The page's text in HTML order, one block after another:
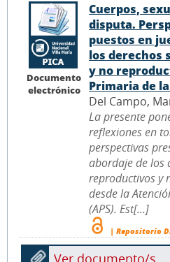
Documento
electrónico
Cuerpos,
disputa.
puestos en
los derechos
y no
Primaria de
Del Campo,
La presente
reflexiones en
perspectivas
abordaje de los
reproductivos y
desde la
(APS). Est[...]
| Repositorio
Ver documento/s